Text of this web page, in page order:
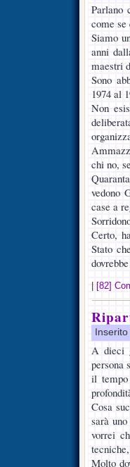
Parlano
come
Siamo
anni
maestri
Sono
1974 al
Non
chi no,
vedono
case a
Certo,
Stato
[82]
A dieci
persona
il tempo
Cosa
sarà
vorrei
Molto